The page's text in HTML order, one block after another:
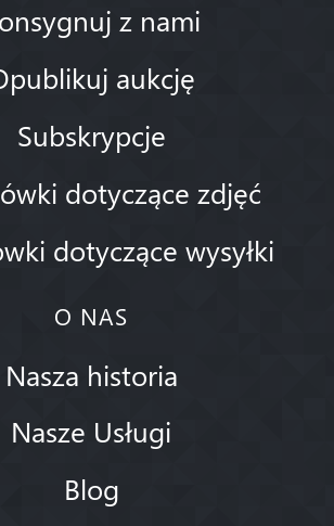
z nami
aukcję
Subskrypcje
dotyczące zdjęć
dotyczące wysyłki
O NAS
Nasza historia
Nasze Usługi
Blog